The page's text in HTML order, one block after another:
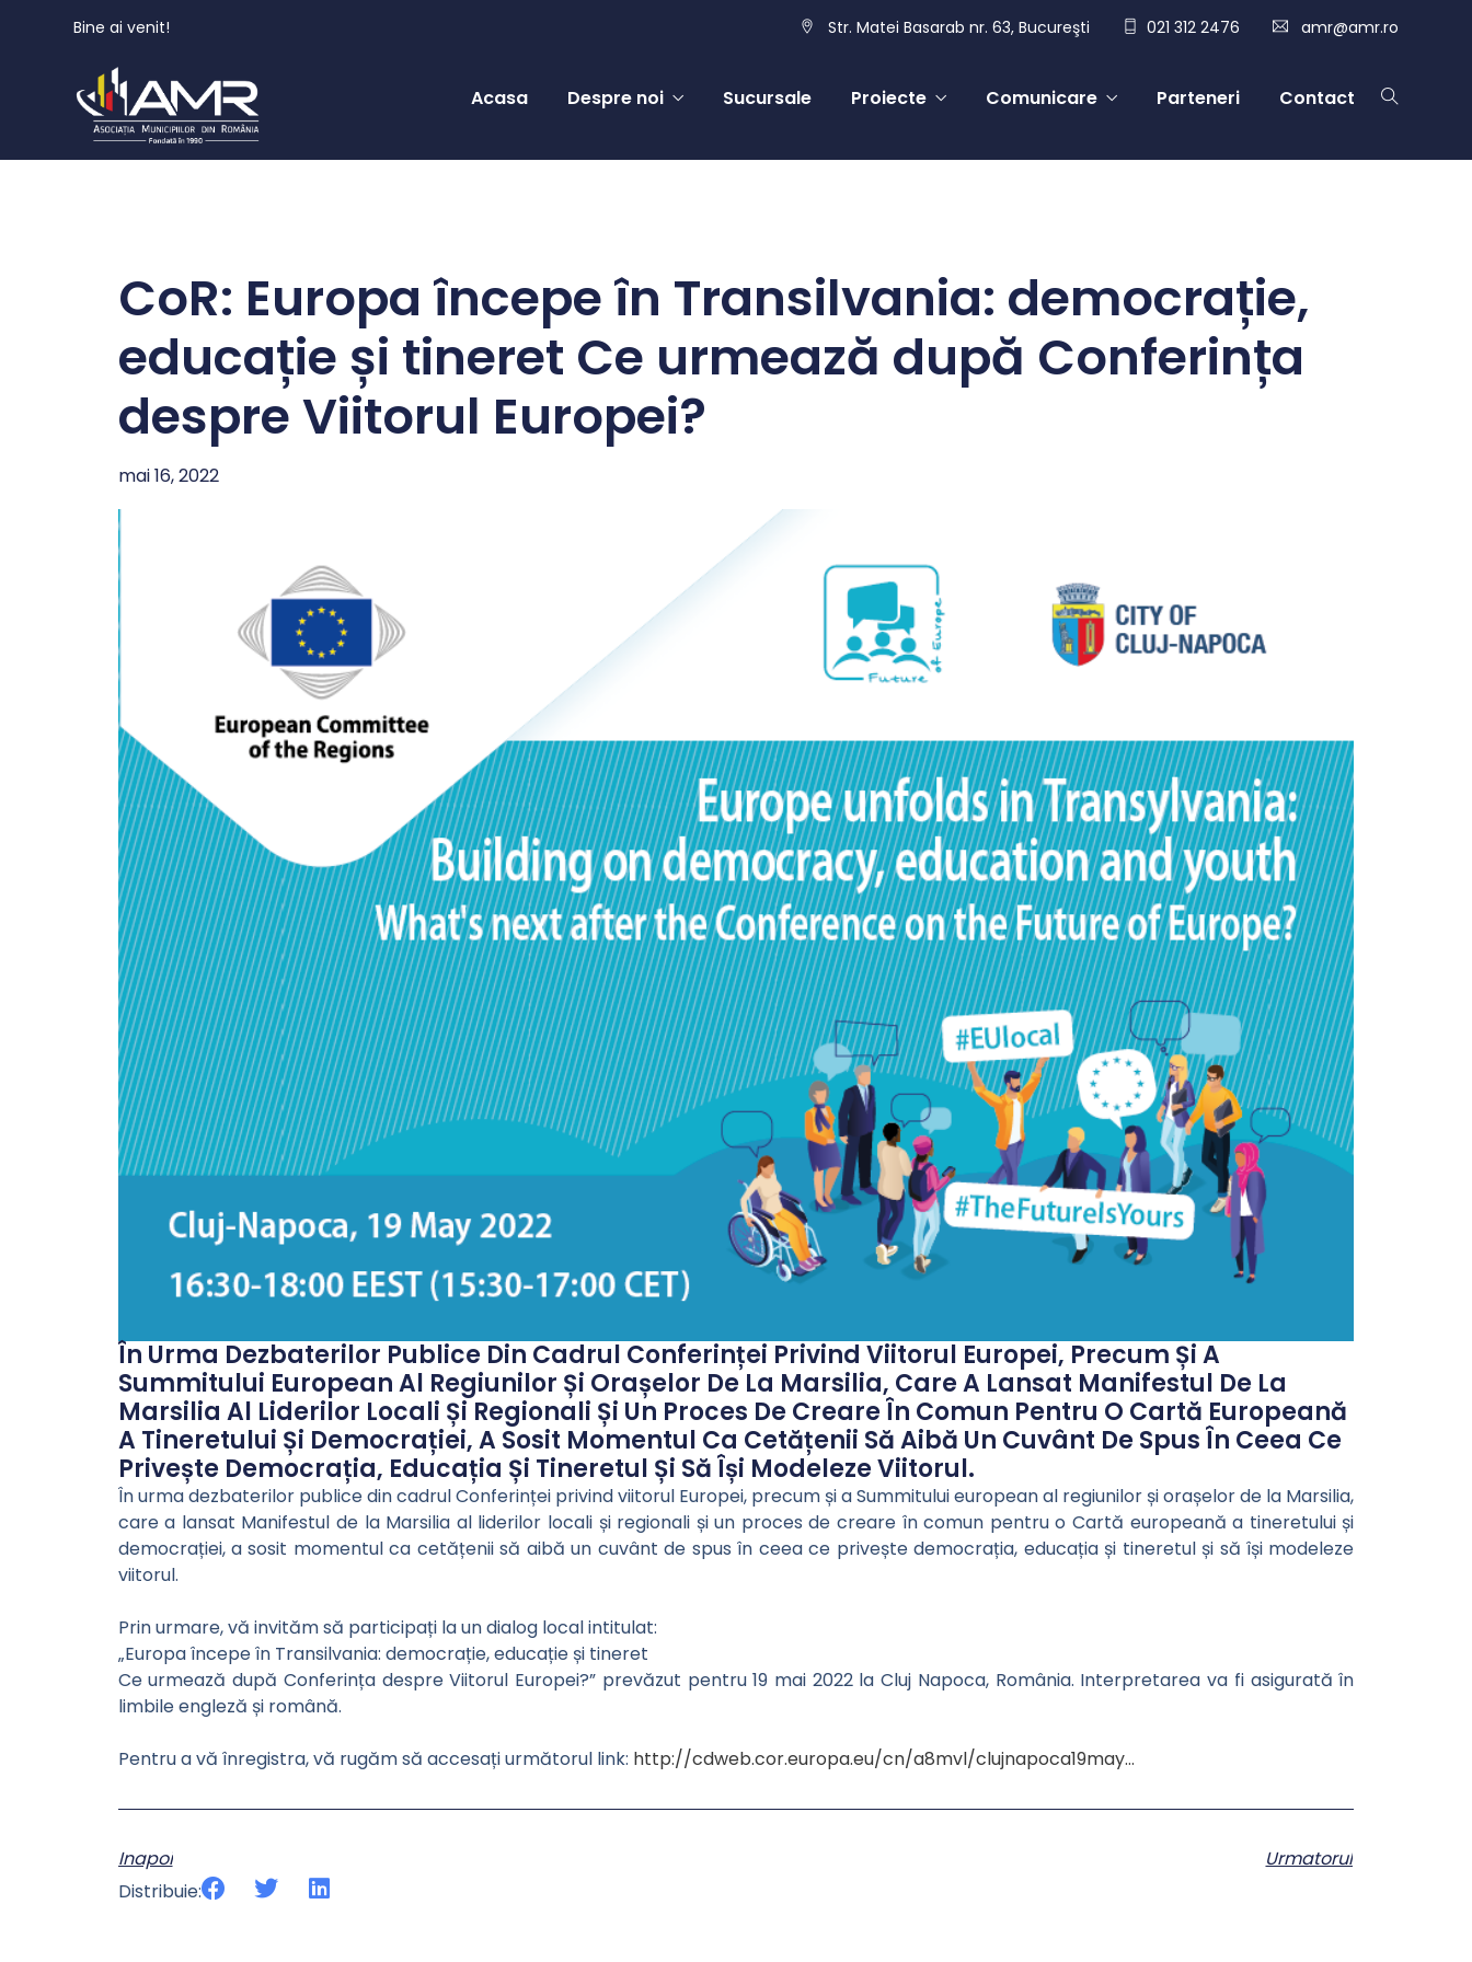
Bine ai venit! Str. Matei Basarab nr. 63, Bucureşti 021 312 2476 amr@amr.ro
Acasa Despre noi Sucursale Proiecte Comunicare Parteneri Contact
CoR: Europa începe în Transilvania: democrație,
educație și tineret Ce urmează după Conferința
despre Viitorul Europei?
mai 16, 2022
În Urma Dezbaterilor Publice Din Cadrul Conferinței Privind Viitorul Europei, Precum Și A
Summitului European Al Regiunilor Și Orașelor De La Marsilia, Care A Lansat Manifestul De La
Marsilia Al Liderilor Locali Și Regionali Și Un Proces De Creare În Comun Pentru O Cartă Europeană
A Tineretului Și Democrației, A Sosit Momentul Ca Cetățenii Să Aibă Un Cuvânt De Spus În Ceea Ce
Privește Democrația, Educația Și Tineretul Și Să Își Modeleze Viitorul.
În urma dezbaterilor publice din cadrul Conferinței privind viitorul Europei, precum și a Summitului european al regiunilor și orașelor de la Marsilia,
care a lansat Manifestul de la Marsilia al liderilor locali și regionali și un proces de creare în comun pentru o Cartă europeană a tineretului și
democrației, a sosit momentul ca cetățenii să aibă un cuvânt de spus în ceea ce privește democrația, educația și tineretul și să își modeleze
viitorul.
Prin urmare, vă invităm să participați la un dialog local intitulat:
„Europa începe în Transilvania: democrație, educație și tineret
Ce urmează după Conferința despre Viitorul Europei?” prevăzut pentru 19 mai 2022 la Cluj Napoca, România. Interpretarea va fi asigurată în
limbile engleză și română.
Pentru a vă înregistra, vă rugăm să accesați următorul link: http://cdweb.cor.europa.eu/cn/a8mvl/clujnapoca19may…
Inapoi
Urmatorul
Distribuie: